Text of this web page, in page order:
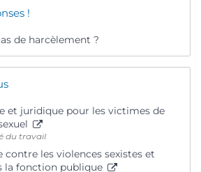
!
de harcèlement ?
et juridique pour les victimes de
du travail
les violences sexistes et
la fonction publique